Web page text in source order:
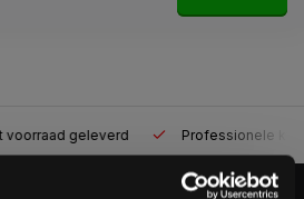
geleverd Professionele